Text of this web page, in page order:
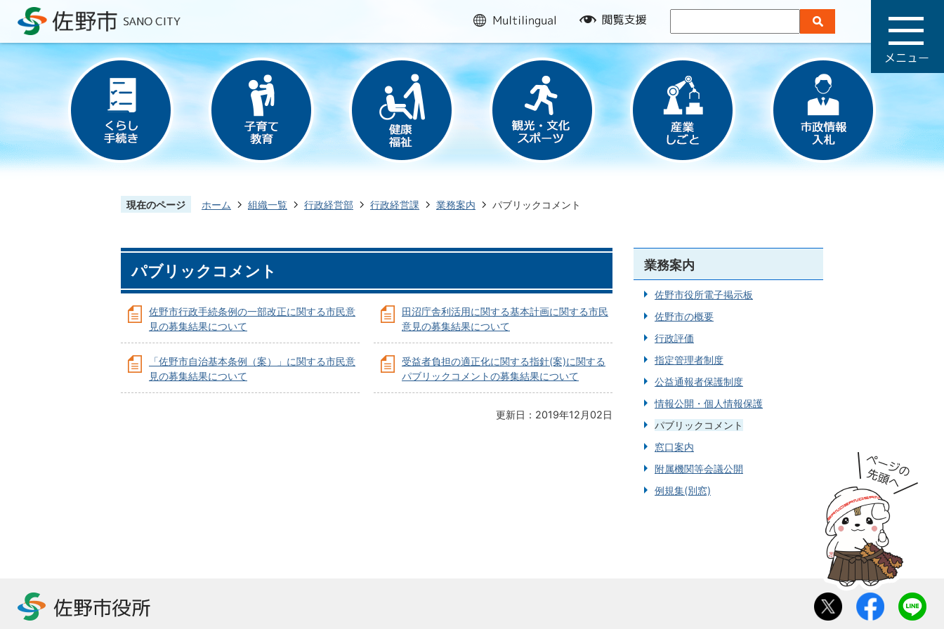
multilingual
閲
援
現在のページ ホーム 組織一覧 行政経営部 行政経営課 業務案内 パブリックコメント
パブリックコメント
佐野市行政手続条例の一部改正に関する市民意
見の募集結果について
田沼庁舎利活用に関する基本計画に関する市民
意見の募集結果について
「佐野市自治基本条例（案）」に関する市民意
見の募集結果について
受益者負担の適正化に関する指針(案)に関する
パブリックコメントの募集結果について
更新日：2019年12月02日
業務案内
佐野市役所電子掲示板
佐野市の概要
行政評価
指定管理者制度
公益通報者保護制度
情報公開・個人情報保護
パブリックコメント
窓口案内
附属機関等会議公開
例規集(別窓)